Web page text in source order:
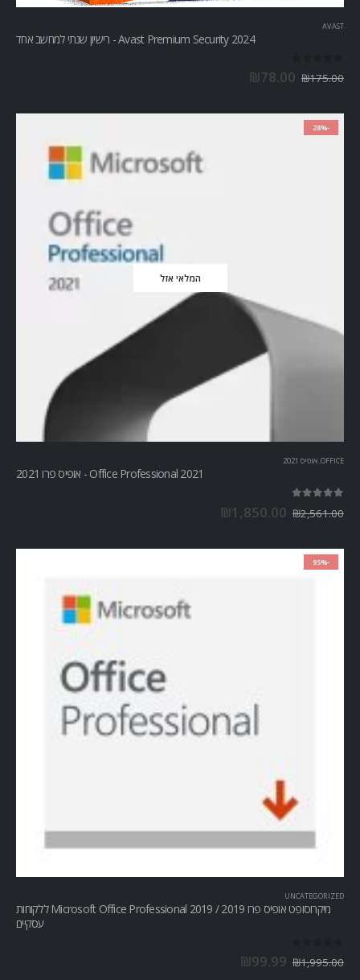
AVAST
Avast Premium Security 2024 - רישיון שנתי למחשב אחד
₪175.00
₪78.00
-28%
המלאי אזל
OFFICE
, אופיס 2021
Office Professional 2021 - אופיס פרו 2021
₪2,561.00
₪1,850.00
-95%
UNCATEGORIZED
מיקרוסופט אופיס פרו Microsoft Office Professional 2019 / 2019 ללקוחות
עסקיים
₪1,995.00
₪99.99